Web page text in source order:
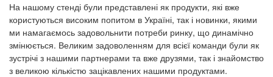
На нашому стенді були представлені як продукти, які вже
користуються високим попитом в Україні, так і новинки, якими
ми намагаємось задовольнити потреби ринку, що динамічно
змінюється. Великим задоволенням для всієї команди були як
зустрічі з нашими партнерами та вже друзями, так і знайомство
з великою кількістю зацікавлених нашими продуктами.